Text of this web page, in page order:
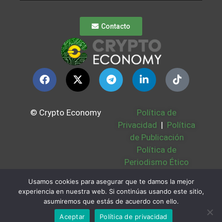
Contacto
© Crypto Economy
Política de
Privacidad | Política
de Publicación
Política de
Periodismo Ético
Bases Legales |
Partners | Sobre
Nosotros
Usamos cookies para asegurar que te damos la mejor
experiencia en nuestra web. Si continúas usando este sitio,
asumiremos que estás de acuerdo con ello.
Aceptar
Política de privacidad